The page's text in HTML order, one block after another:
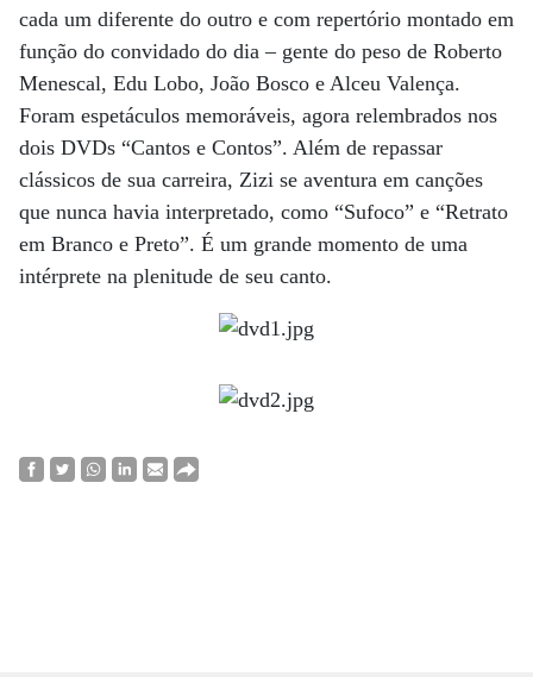
cada um diferente do outro e com repertório montado em
função do convidado do dia – gente do peso de Roberto
Menescal, Edu Lobo, João Bosco e Alceu Valença.
Foram espetáculos memoráveis, agora relembrados nos
dois DVDs “Cantos e Contos”. Além de repassar
clássicos de sua carreira, Zizi se aventura em canções
que nunca havia interpretado, como “Sufoco” e “Retrato
em Branco e Preto”. É um grande momento de uma
intérprete na plenitude de seu canto.